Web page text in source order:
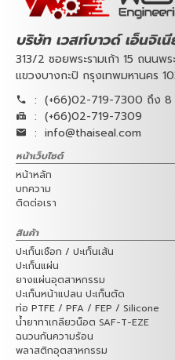
บริษัท เวสท์บาวด์ เอ็นจิเ
313/2 ซอยพระรามเก้า 15 ถนนพร
แขวงบางกะปิ กรุงเทพมหานคร
: (+66)02-719-7300 ถึง 8
: (+66)02-719-7309
: info@thaiseal.com
หน้าเว็บไซต์
หน้าหลัก
บทความ
ติดต่อเรา
สินค้า
ปะเก็นเชือก / ปะเก็นเส้น
ปะเก็นแผ่น
ยางแผ่นอุตสาหกรรม
ปะเก็นหน้าแปลน ปะเก็นตัด
ท่อ PTFE / PFA / FEP / Silicone
น้ำยาทาเกลียวน็อต SAF-T-EZE
ฉนวนกันความร้อน
พลาสติกอุตสาหกรรม